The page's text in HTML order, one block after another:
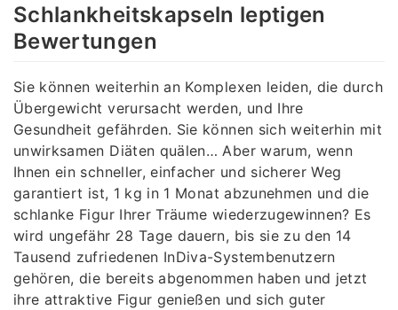
Schlankheitskapseln leptigen
Bewertungen
Sie können weiterhin an Komplexen leiden, die durch
Übergewicht verursacht werden, und Ihre
Gesundheit gefährden. Sie können sich weiterhin mit
unwirksamen Diäten quälen… Aber warum, wenn
Ihnen ein schneller, einfacher und sicherer Weg
garantiert ist, 1 kg in 1 Monat abzunehmen und die
schlanke Figur Ihrer Träume wiederzugewinnen? Es
wird ungefähr 28 Tage dauern, bis sie zu den 14
Tausend zufriedenen InDiva-Systembenutzern
gehören, die bereits abgenommen haben und jetzt
ihre attraktive Figur genießen und sich guter